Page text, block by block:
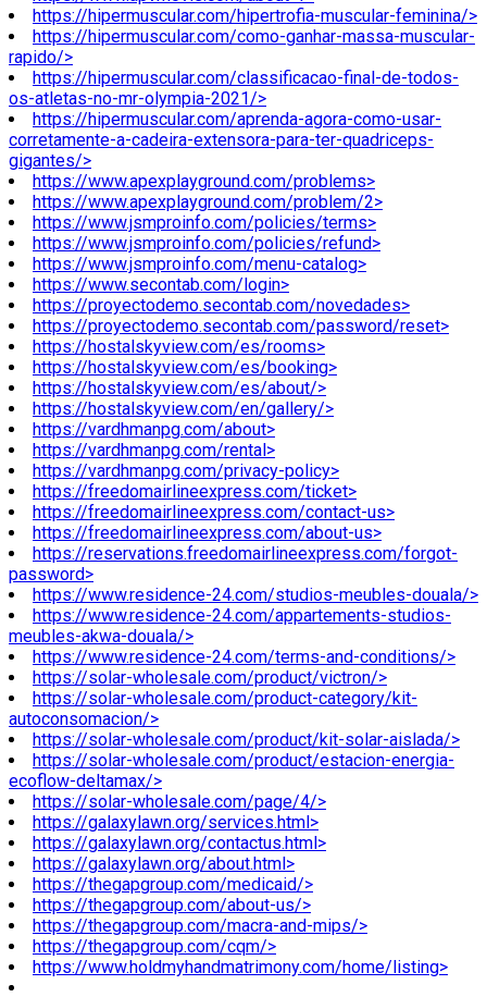
https://hipermuscular.com/hipertrofia-muscular-feminina/>
https://hipermuscular.com/como-ganhar-massa-muscular-
rapido/>
https://hipermuscular.com/classificacao-final-de-todos-
os-atletas-no-mr-olympia-2021/>
https://hipermuscular.com/aprenda-agora-como-usar-
corretamente-a-cadeira-extensora-para-ter-quadriceps-
gigantes/>
https://www.apexplayground.com/problems>
https://www.apexplayground.com/problem/2>
https://www.jsmproinfo.com/policies/terms>
https://www.jsmproinfo.com/policies/refund>
https://www.jsmproinfo.com/menu-catalog>
https://www.secontab.com/login>
https://proyectodemo.secontab.com/novedades>
https://proyectodemo.secontab.com/password/reset>
https://hostalskyview.com/es/rooms>
https://hostalskyview.com/es/booking>
https://hostalskyview.com/es/about/>
https://hostalskyview.com/en/gallery/>
https://vardhmanpg.com/about>
https://vardhmanpg.com/rental>
https://vardhmanpg.com/privacy-policy>
https://freedomairlineexpress.com/ticket>
https://freedomairlineexpress.com/contact-us>
https://freedomairlineexpress.com/about-us>
https://reservations.freedomairlineexpress.com/forgot-
password>
https://www.residence-24.com/studios-meubles-douala/>
https://www.residence-24.com/appartements-studios-
meubles-akwa-douala/>
https://www.residence-24.com/terms-and-conditions/>
https://solar-wholesale.com/product/victron/>
https://solar-wholesale.com/product-category/kit-
autoconsomacion/>
https://solar-wholesale.com/product/kit-solar-aislada/>
https://solar-wholesale.com/product/estacion-energia-
ecoflow-deltamax/>
https://solar-wholesale.com/page/4/>
https://galaxylawn.org/services.html>
https://galaxylawn.org/contactus.html>
https://galaxylawn.org/about.html>
https://thegapgroup.com/medicaid/>
https://thegapgroup.com/about-us/>
https://thegapgroup.com/macra-and-mips/>
https://thegapgroup.com/cqm/>
https://www.holdmyhandmatrimony.com/home/listing>